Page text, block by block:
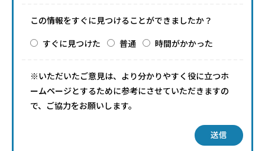
この情報をすぐに見つけることができましたか？
すぐに見つけた
普通 時間がかかった
※いただいたご意見は、より分かりやすく役に立つホ
ームページとするために参考にさせていただきますの
で、ご協力をお願いします。
送信